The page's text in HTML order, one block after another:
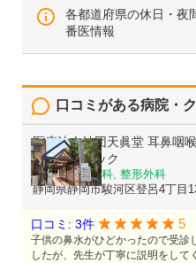
各都道府県の休日・夜
番医情報
口コミがある病院・
医療法人社団天眞堂 耳鼻咽
ENTクリニック
耳鼻いんこう科, 整形外科
静岡県静岡市駿河区登呂4丁目
口コミ: 3件 5
子供の鼻水がひどかったので受診
したが、先生が丁寧に説明をして